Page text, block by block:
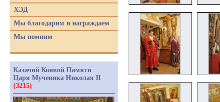
ХЭД
Мы благодарим и награждаем
Мы помним
Казачий Конвой Памяти
Царя Мученика Николая II
(3215)